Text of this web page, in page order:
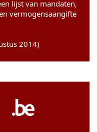
lijst van mandaten,
vermogensaangifte
2014)